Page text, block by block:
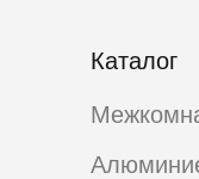
Каталог